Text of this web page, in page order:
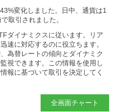
変化しました。日中、通貨は1
取引されました。
ダイナミクスに従います。リア
速に対応するのに役立ちます。
為替レートの傾向とダイナミク
視できます。この情報を使用し
報に基づいて取引を決定してく
全画面チャート